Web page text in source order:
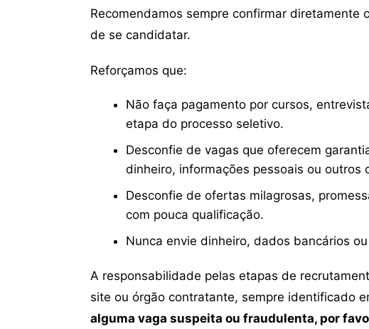
Recomendamos sempre confirmar diretamente
de se candidatar.
Reforçamos que:
Não faça pagamento por cursos,
etapa do processo seletivo.
Desconfie de vagas que oferecem
dinheiro, informações pessoais ou outros
Desconfie de ofertas milagrosas,
com pouca qualificação.
Nunca envie dinheiro, dados bancários
A responsabilidade pelas etapas de
site ou órgão contratante, sempre identificado
alguma vaga suspeita ou fraudulenta, por